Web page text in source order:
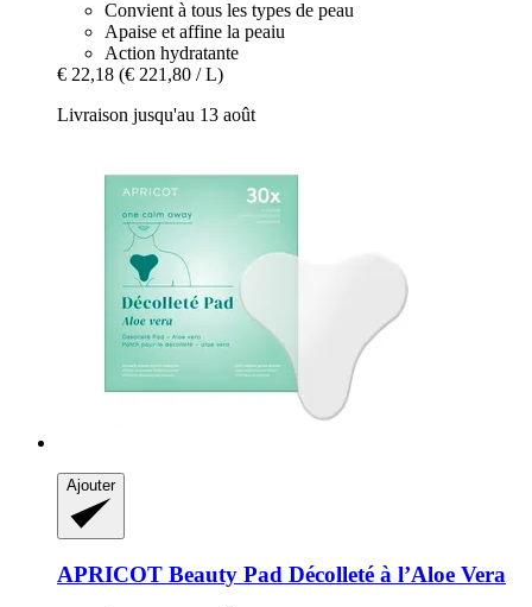
Convient à tous les types de peau
Apaise et affine la peaiu
Action hydratante
€ 22,18 (€ 221,80 / L)
Livraison jusqu'au 13 août
Ajouter
APRICOT Beauty Pad Décolleté à l’Aloe Vera